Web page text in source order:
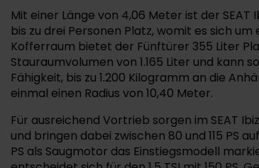
Mit einer Länge von 4,06 Meter ist der
bis zu drei Personen Platz, womit es sich
Kofferraum bietet der Fünftürer 355 Liter
Stauraumvolumen von 1.165 Liter und
Fähigkeit, bis zu 1.200 Kilogramm an die
einmal einen Radius von 10,40 Meter.
Für ausreichend Vortrieb sorgen im SEAT
und bringen dabei zwischen 80 und 115 PS
PS als Saugmotor das Einstiegsmodell